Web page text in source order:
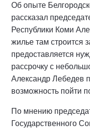
Об опыте
рассказал
Республики Коми
жилье там строится
предоставляется
рассрочку с
Александр Лебедев
возможность пойти
По мнению
Государственного